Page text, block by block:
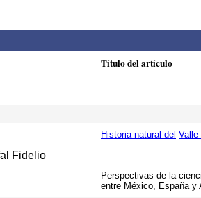
Título del artículo
Historia natural del Valle
Fidelio
Perspectivas de la
entre México, España y